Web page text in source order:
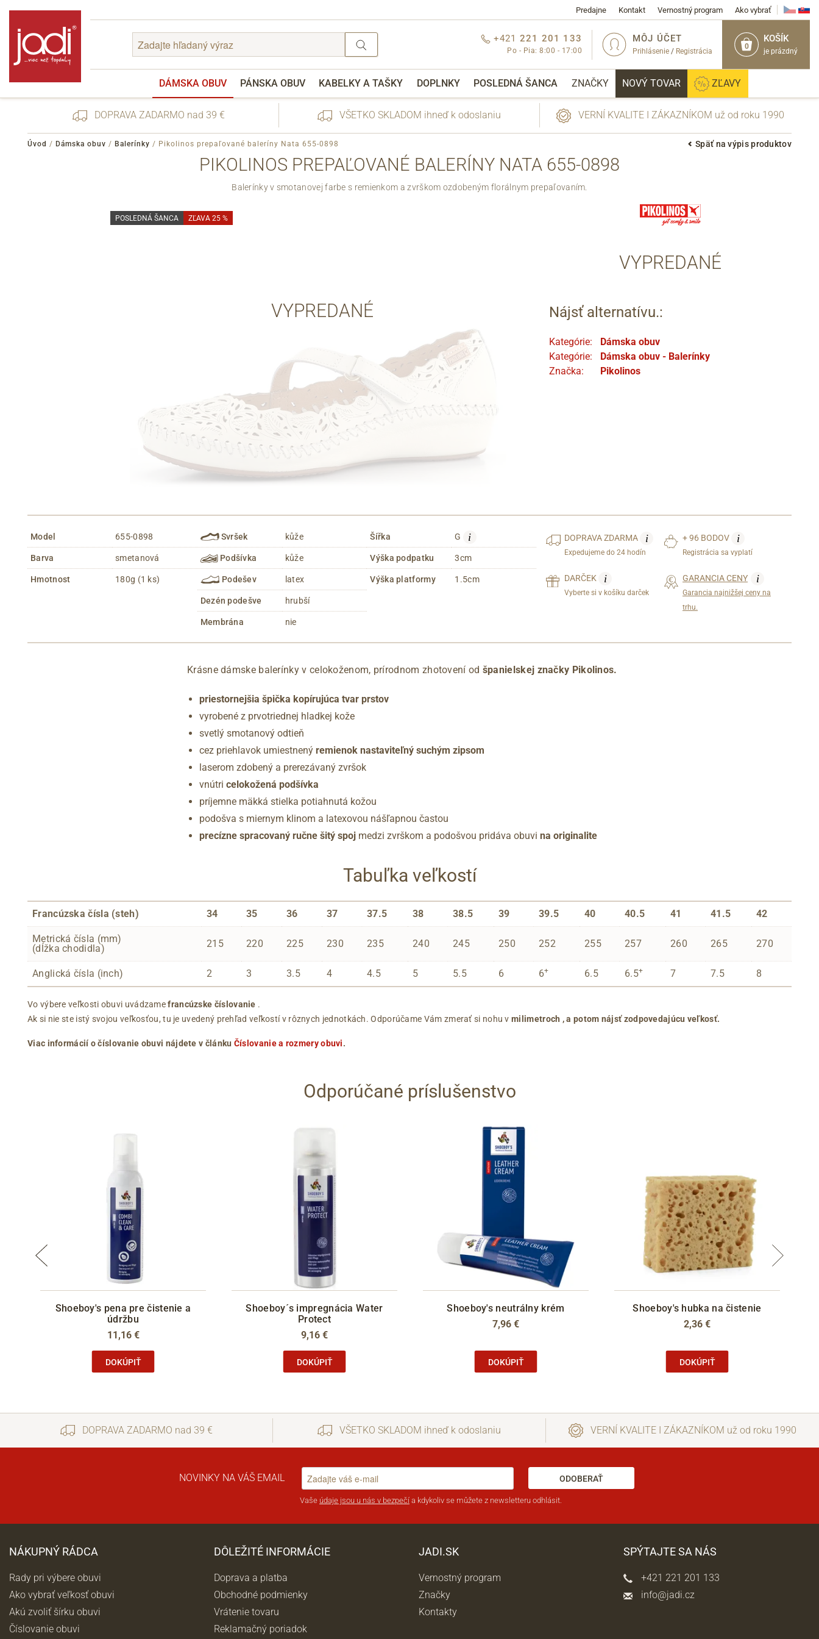
Predajne Kontakt Vernostný program Ako vybrať
0
KOŠÍK
je prázdný
MÔJ ÚČET
Prihlásenie / Registrácia
+421 221 201 133
Po - Pia: 8:00 - 17:00
DÁMSKA OBUV PÁNSKA OBUV KABELKY A TAŠKY DOPLNKY POSLEDNÁ ŠANCA ZNAČKY NOVÝ TOVAR ZĽAVY
DOPRAVA ZADARMO nad 39 € VŠETKO SKLADOM ihneď k odoslaniu VERNÍ KVALITE I ZÁKAZNÍKOM už od roku 1990
Späť na výpis produktov
Úvod / Dámska obuv / Balerínky / Pikolinos prepaľované baleríny Nata 655-0898
PIKOLINOS PREPAĽOVANÉ BALERÍNY NATA 655-0898
Balerínky v smotanovej farbe s remienkom a zvrškom ozdobeným florálnym prepaľovaním.
VYPREDANÉ
POSLEDNÁ ŠANCA ZĽAVA 25 %
VYPREDANÉ
Nájsť alternatívu.:
Kategórie:
Dámska obuv
Kategórie:
Dámska obuv - Balerínky
Značka:
Pikolinos
Model 655-0898
Barva smetanová
Hmotnost 180g (1 ks)
Svršek kůže
Podšívka kůže
Podešev latex
Dezén podešve hrubší
Membrána nie
Šířka G i
Výška podpatku 3cm
Výška platformy 1.5cm
DOPRAVAZDARMA i
Expedujeme do 24 hodín
+ 96 BODOV i
Registrácia sa vyplatí
DARČEK i
Vyberte si v košíku darček
GARANCIA CENY i
Garancia najnižšej ceny na
trhu.
Krásne dámske balerínky v celokoženom, prírodnom zhotovení od španielskej značky Pikolinos.
priestornejšia špička kopírujúca tvar prstov
vyrobené z prvotriednej hladkej kože
svetlý smotanový odtieň
cez priehlavok umiestnený remienok nastaviteľný suchým zipsom
laserom zdobený a prerezávaný zvršok
vnútri celokožená podšívka
príjemne mäkká stielka potiahnutá kožou
podošva s miernym klinom a latexovou nášľapnou častou
precízne spracovaný ručne šitý spoj medzi zvrškom a podošvou pridáva obuvi na originalite
Tabuľka veľkostí
Francúzska čísla (steh) 34 35 36 37 37.5 38 38.5 39 39.5 40 40.5 41 41.5 42
Metrická čísla (mm)
(dĺžka chodidla)
215 220 225 230 235 240 245 250 252 255 257 260 265 270
Anglická čísla (inch) 2 3 3.5 4 4.5 5 5.5 6 6+ 6.5 6.5+ 7 7.5 8
Vo výbere veľkosti obuvi uvádzamefrancúzske číslovanie .
Ak si nie ste istý svojou veľkosťou, tu je uvedený prehľad veľkostí v rôznych jednotkách. Odporúčame Vám zmerať si nohu vmilimetroch , a potom nájsť zodpovedajúcu veľkosť.
Viac informácií o číslovanie obuvi nájdete v článku Číslovanie a rozmery obuvi.
Odporúčané príslušenstvo
Shoeboy's pena pre čistenie a
údržbu
11,16 €
DOKÚPIŤ
Shoeboy´s impregnácia Water
Protect
9,16 €
DOKÚPIŤ
Shoeboy's neutrálny krém
7,96 €
DOKÚPIŤ
Shoeboy's hubka na čistenie
2,36 €
DOKÚPIŤ
DOPRAVA ZADARMO nad 39 € VŠETKO SKLADOM ihneď k odoslaniu VERNÍ KVALITE I ZÁKAZNÍKOM už od roku 1990
NOVINKY NA VÁŠ EMAIL ODOBERAŤ
Vaše údaje jsou u nás v bezpečí a kdykoliv se můžete z newsletteru odhlásit.
NÁKUPNÝ RÁDCA
Rady pri výbere obuvi
Ako vybrať veľkosť obuvi
Akú zvoliť šírku obuvi
Číslovanie obuvi
DÔLEŽITÉ INFORMÁCIE
Doprava a platba
Obchodné podmienky
Vrátenie tovaru
Reklamačný poriadok
JADI.SK
Vernostný program
Značky
Kontakty
SPÝTAJTE SA NÁS
+421 221 201 133
info@jadi.cz